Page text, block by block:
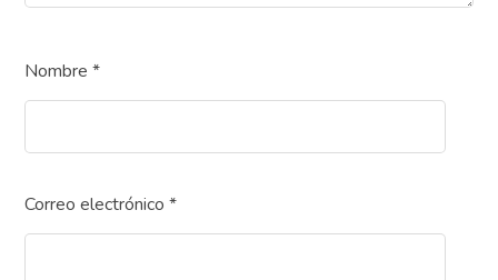
Nombre*
Correo electrónico*